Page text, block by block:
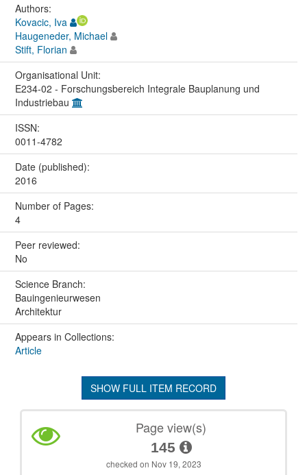
Authors:
Kovacic, Iva
Haugeneder, Michael
Stift, Florian
Organisational Unit:
E234-02 - Forschungsbereich Integrale Bauplanung und
Industriebau
ISSN:
0011-4782
Date (published):
2016
Number of Pages:
4
Peer reviewed:
No
Science Branch:
Bauingenieurwesen
Architektur
Appears in Collections:
Article
SHOW FULL ITEM RECORD
Page view(s)
145
checked on Nov 19, 2023